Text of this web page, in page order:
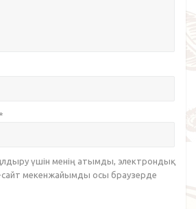
*
үшін менің атымды, электрондық
мекенжайымды осы браузерде